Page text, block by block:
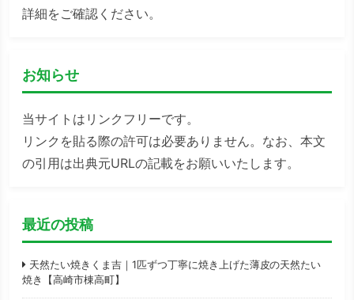
詳細をご確認ください。
お知らせ
当サイトはリンクフリーです。
リンクを貼る際の許可は必要ありません。なお、本文
の引用は出典元URLの記載をお願いいたします。
最近の投稿
天然たい焼きくま吉｜1匹ずつ丁寧に焼き上げた薄皮の天然たい
焼き【高崎市棟高町】